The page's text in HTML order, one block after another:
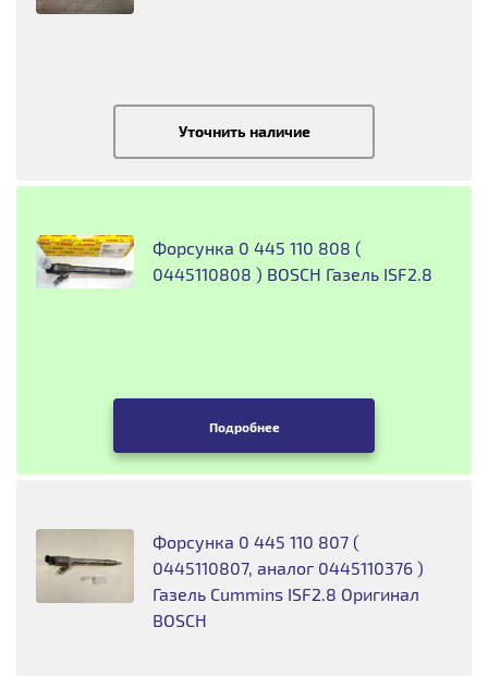
Уточнить наличие
Форсунка 0 445 110 808 (
0445110808 ) BOSCH Газель ISF2.8
Подробнее
Форсунка 0 445 110 807 (
0445110807, аналог 0445110376 )
Газель Cummins ISF2.8 Оригинал
BOSCH